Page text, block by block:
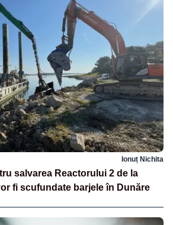
Ionuț Nichita
salvarea Reactorului 2 de la
fi scufundate barjele în Dunăre